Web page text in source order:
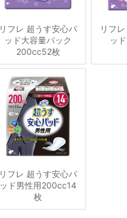
リフレ 超うす安心パ
ッド大容量パック
200cc52枚
リフ
ッ
リフレ 超うす安心パ
ッド男性用200cc14
枚